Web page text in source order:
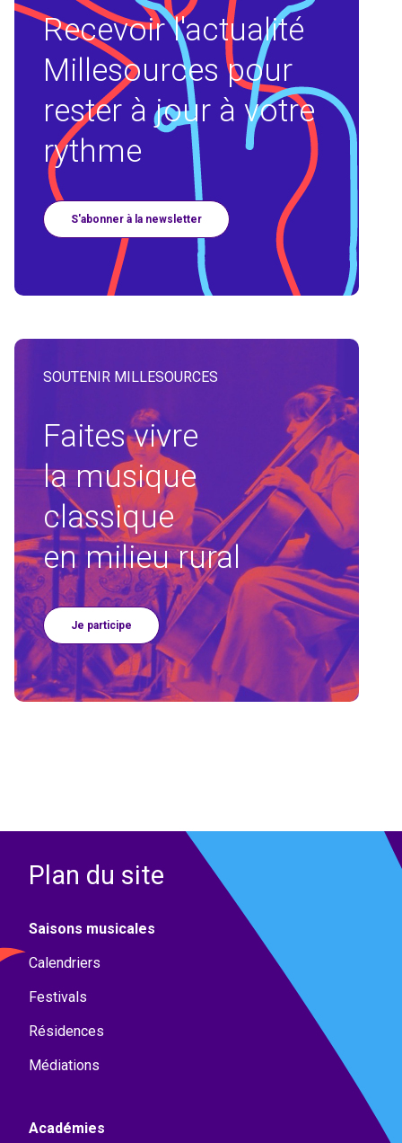
Recevoir l'actualité
Millesources pour
rester à jour à votre
rythme
S'abonner à la newsletter
SOUTENIR MILLESOURCES
Faites vivre
la musique
classique
en milieu rural
Je participe
Plan du site
Saisons musicales
Calendriers
Festivals
Résidences
Médiations
Académies